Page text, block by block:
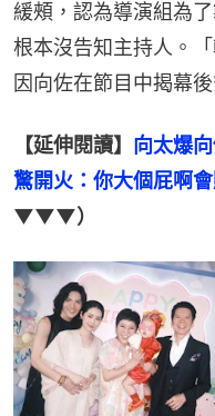
緩頰，認為導演組為
根本沒告知主持人。
因向佐在節目中揭幕
【延伸閱讀】 向太爆
驚開火：你大個屁啊
▼▼▼）